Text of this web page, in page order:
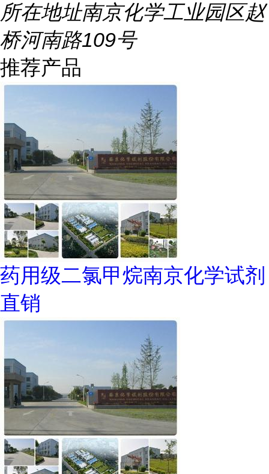
所在地址南京化学工业园区赵
桥河南路109号
推荐产品
药用级二氯甲烷南京化学试剂
直销